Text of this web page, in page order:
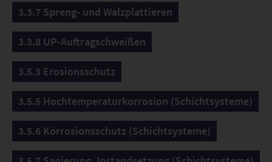
3.3.7 Spreng- und Walzplattieren
3.3.8 UP-Auftragschweißen
3.5.3 Erosionsschutz
3.5.5 Hochtemperaturkorrosion (Schichtsysteme)
3.5.6 Korrosionsschutz (Schichtsysteme)